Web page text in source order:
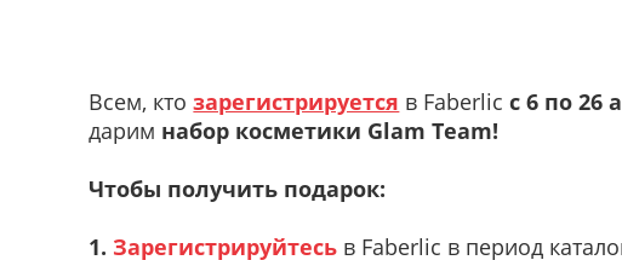
Всем, ктозарегистрируется в Faberlicс 6 по 26
дарим набор косметики Glam Team!
Чтобы получить подарок:
1. Зарегистрируйтесь в Faberlic в период